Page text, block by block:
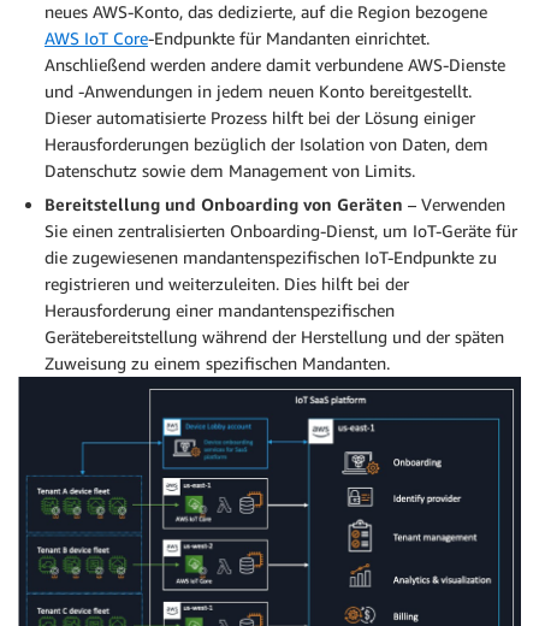
neues AWS-Konto, das dedizierte, auf die Region bezogene
AWS IoT Core-Endpunkte für Mandanten einrichtet.
Anschließend werden andere damit verbundene AWS-Dienste
und -Anwendungen in jedem neuen Konto bereitgestellt.
Dieser automatisierte Prozess hilft bei der Lösung einiger
Herausforderungen bezüglich der Isolation von Daten, dem
Datenschutz sowie dem Management von Limits.
Bereitstellung und Onboarding von Geräten – Verwenden
Sie einen zentralisierten Onboarding-Dienst, um IoT-Geräte für
die zugewiesenen mandantenspezifischen IoT-Endpunkte zu
registrieren und weiterzuleiten. Dies hilft bei der
Herausforderung einer mandantenspezifischen
Gerätebereitstellung während der Herstellung und der späten
Zuweisung zu einem spezifischen Mandanten.